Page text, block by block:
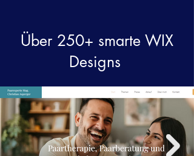
Über 250+ smarte WIX
Designs